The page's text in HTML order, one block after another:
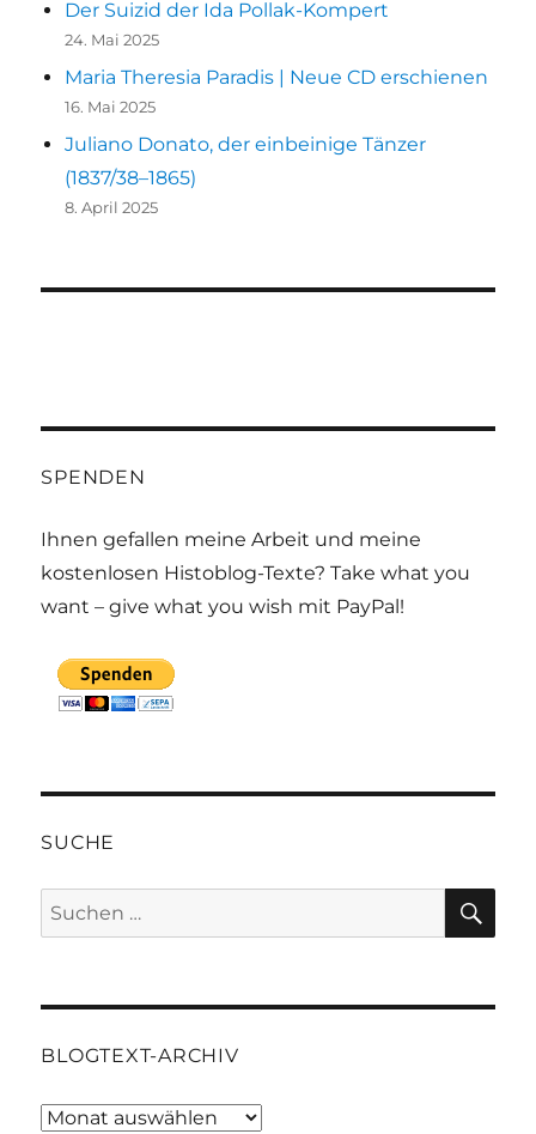
Der Suizid der Ida Pollak-Kompert
24. Mai 2025
Maria Theresia Paradis | Neue CD erschienen
16. Mai 2025
Juliano Donato, der einbeinige Tänzer
(1837/38–1865)
8. April 2025
SPENDEN
Ihnen gefallen meine Arbeit und meine
kostenlosen Histoblog-Texte? Take what you
want – give what you wish mit PayPal!
SUCHE
Suchen
nach:
BLOGTEXT-ARCHIV
Blogtext-